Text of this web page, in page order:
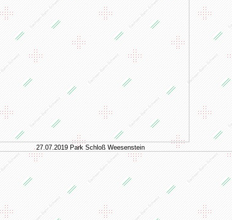
27.07.2019 Park Schloß Weesenstein